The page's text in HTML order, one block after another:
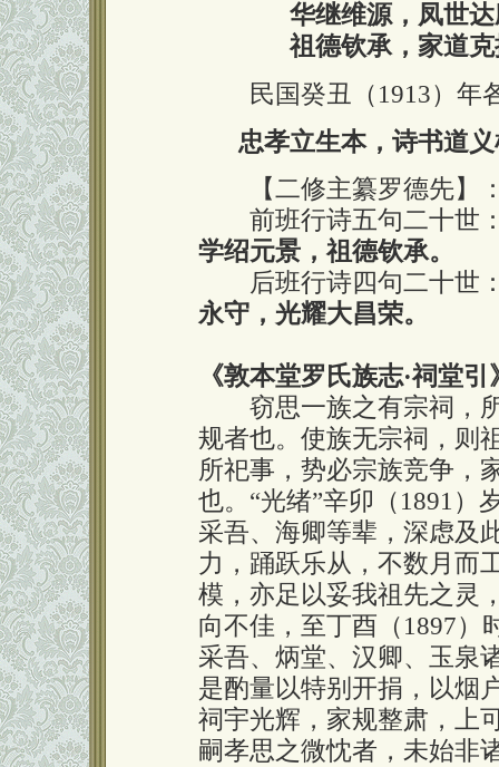
华继维源，凤世
祖德钦承，家道
民国癸丑（1913）年
忠孝立生本，诗书道
【二修主纂罗德先】
前班行诗五句二十世
学绍元景，祖德钦承。
后班行诗四句二十世
永守，光耀大昌荣。
《敦本堂罗氏族志·祠堂引
窃思一族之有宗祠，所
规者也。使族无宗祠，则
所祀事，势必宗族竞争，
也。“光绪”辛卯（1891）
采吾、海卿等辈，深虑及
力，踊跃乐从，不数月而
模，亦足以妥我祖先之灵
向不佳，至丁酉（1897）
采吾、炳堂、汉卿、玉泉
是酌量以特别开捐，以烟
祠宇光辉，家规整肃，上
嗣孝思之微忱者，未始非